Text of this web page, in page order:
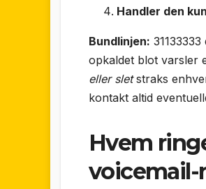
Handler den
Bundlinjen:
opkaldet blot varsler
eller sletstraks
kontakt altid
Hvem
voicemail-